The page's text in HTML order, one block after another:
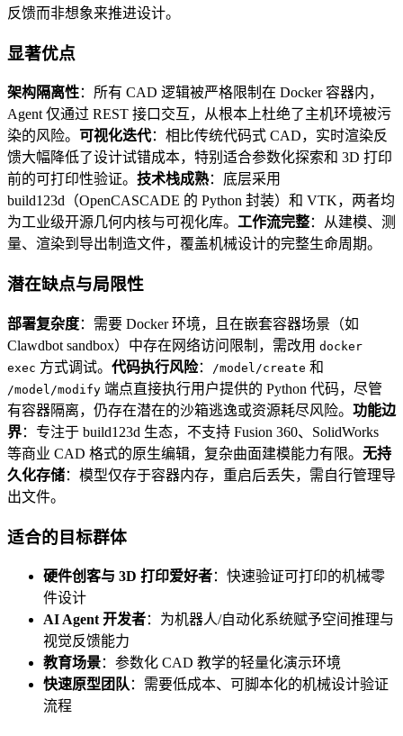
反馈而非想象来推进设计。
显著优点
架构隔离性：所有 CAD 逻辑被严格限制在 Docker 容器内，
Agent 仅通过 REST 接口交互，从根本上杜绝了主机环境被污
染的风险。 可视化迭代：相比传统代码式 CAD，实时渲染反
馈大幅降低了设计试错成本，特别适合参数化探索和 3D 打印
前的可打印性验证。 技术栈成熟：底层采用
build123d（OpenCASCADE 的 Python 封装）和 VTK，两者均
为工业级开源几何内核与可视化库。 工作流完整：从建模、测
量、渲染到导出制造文件，覆盖机械设计的完整生命周期。
潜在缺点与局限性
部署复杂度：需要 Docker 环境，且在嵌套容器场景（如
Clawdbot sandbox）中存在网络访问限制，需改用 docker
exec 方式调试。 代码执行风险： /model/create 和
/model/modify 端点直接执行用户提供的 Python 代码，尽管
有容器隔离，仍存在潜在的沙箱逃逸或资源耗尽风险。 功能边
界：专注于 build123d 生态，不支持 Fusion 360、SolidWorks
等商业 CAD 格式的原生编辑，复杂曲面建模能力有限。 无持
久化存储：模型仅存于容器内存，重启后丢失，需自行管理导
出文件。
适合的目标群体
硬件创客与 3D 打印爱好者：快速验证可打印的机械零
件设计
AI Agent 开发者：为机器人/自动化系统赋予空间推理与
视觉反馈能力
教育场景：参数化 CAD 教学的轻量化演示环境
快速原型团队 ：需要低成本、可脚本化的机械设计验证
流程